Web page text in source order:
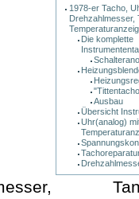
1978-er Tacho,
Drehzahlmesser,
Die komplette
Ausbau
Übersicht
Uhr(analog)